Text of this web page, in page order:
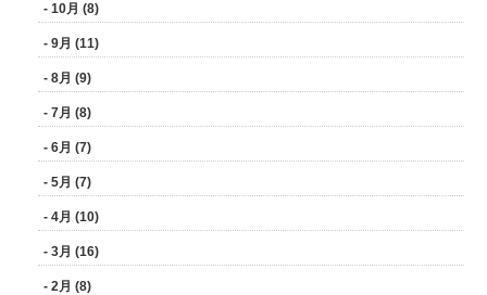
- 10月 (8)
- 9月 (11)
- 8月 (9)
- 7月 (8)
- 6月 (7)
- 5月 (7)
- 4月 (10)
- 3月 (16)
- 2月 (8)